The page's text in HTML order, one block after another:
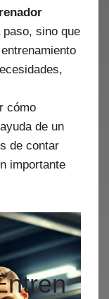
sino que
cómo
de un
de contar
importante